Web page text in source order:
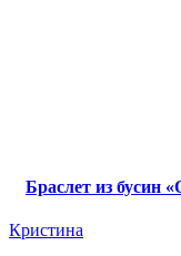
Браслет из бусин
Кристина